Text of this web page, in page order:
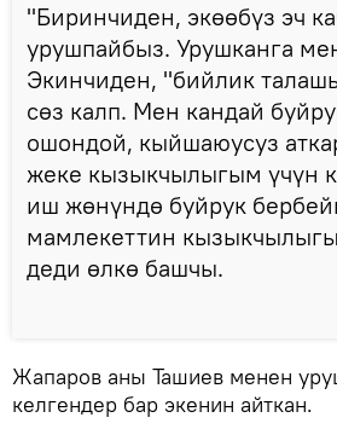
"Биринчиден, экөөбүз эч
урушпайбыз. Урушканга
Экинчиден, "бийлик
сөз калп. Мен кандай
ошондой, кыйшаюусуз
жеке кызыкчылыгым үчүн
иш жөнүндө буйрук
мамлекеттин
деди өлкө башчы.
Жапаров аны Ташиев менен
келгендер бар экенин айткан.